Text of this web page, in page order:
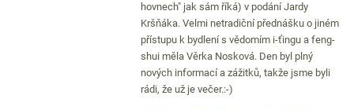
hovnech" jak sám říká) v podání Jardy
Kršňáka. Velmi netradiční přednášku o jiném
přístupu k bydlení s vědomím i-ťingu a feng-
shui měla Věrka Nosková. Den byl plný
nových informací a zážitků, takže jsme byli
rádi, že už je večer.:-)